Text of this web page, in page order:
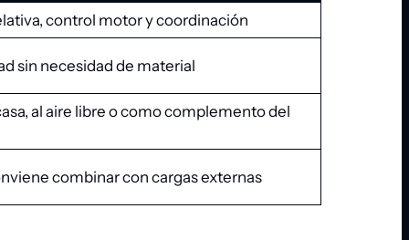
control motor y coordinación
sin necesidad de material
al aire libre o como complemento del
combinar con cargas externas